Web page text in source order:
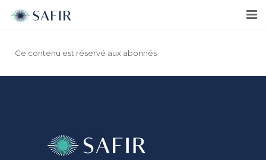
Ce contenu est réservé aux abonnés